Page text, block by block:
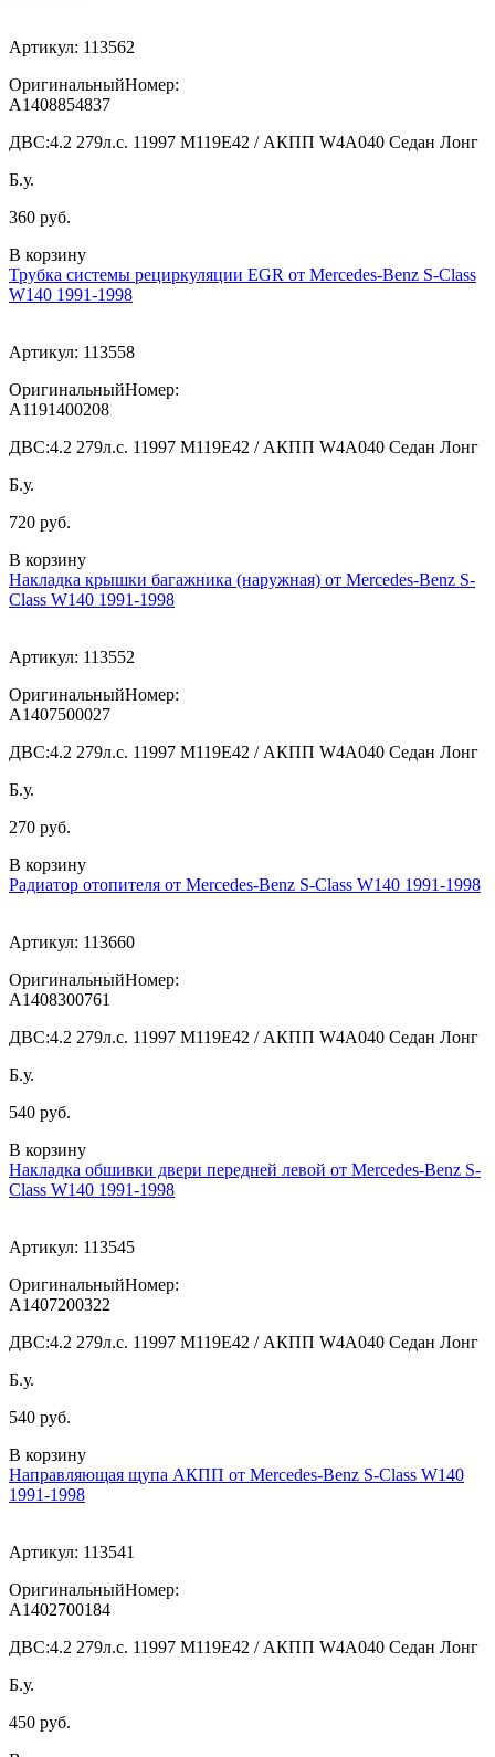
Артикул: 113562
ОригинальныйНомер:
A1408854837
ДВС:4.2 279л.с. 11997 M119E42 / АКПП W4A040 Седан Лонг
Б.у.
360 руб.
В корзину
Трубка системы рециркуляции EGR от Mercedes-Benz S-Class
W140 1991-1998
Артикул: 113558
ОригинальныйНомер:
A1191400208
ДВС:4.2 279л.с. 11997 M119E42 / АКПП W4A040 Седан Лонг
Б.у.
720 руб.
В корзину
Накладка крышки багажника (наружная) от Mercedes-Benz S-
Class W140 1991-1998
Артикул: 113552
ОригинальныйНомер:
A1407500027
ДВС:4.2 279л.с. 11997 M119E42 / АКПП W4A040 Седан Лонг
Б.у.
270 руб.
В корзину
Радиатор отопителя от Mercedes-Benz S-Class W140 1991-1998
Артикул: 113660
ОригинальныйНомер:
A1408300761
ДВС:4.2 279л.с. 11997 M119E42 / АКПП W4A040 Седан Лонг
Б.у.
540 руб.
В корзину
Накладка обшивки двери передней левой от Mercedes-Benz S-
Class W140 1991-1998
Артикул: 113545
ОригинальныйНомер:
A1407200322
ДВС:4.2 279л.с. 11997 M119E42 / АКПП W4A040 Седан Лонг
Б.у.
540 руб.
В корзину
Направляющая щупа АКПП от Mercedes-Benz S-Class W140
1991-1998
Артикул: 113541
ОригинальныйНомер:
A1402700184
ДВС:4.2 279л.с. 11997 M119E42 / АКПП W4A040 Седан Лонг
Б.у.
450 руб.